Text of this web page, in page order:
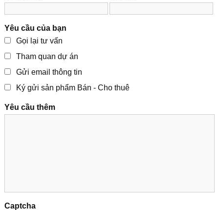
Yêu cầu của bạn
Gọi lại tư vấn
Tham quan dự án
Gửi email thông tin
Ký gửi sản phẩm Bán - Cho thuê
Yêu cầu thêm
Captcha